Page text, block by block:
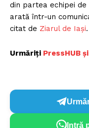
din partea echipei de
arată într-un
citat de Ziarul de Iași.
Urmăriți PressHUB
Intră